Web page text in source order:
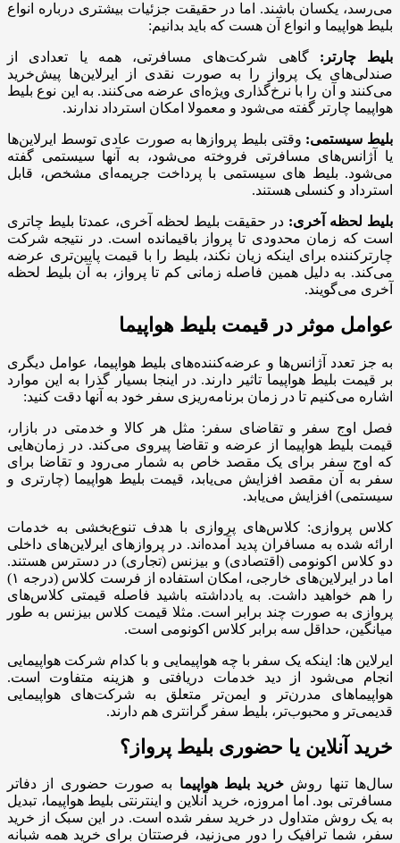
می‌رسد، یکسان باشند. اما در حقیقت جزئیات بیشتری درباره انواع
بلیط هواپیما و انواع آن هست که باید بدانیم:
بلیط چارتر: گاهی شرکت‌های مسافرتی، همه یا تعدادی از
صندلی‌های یک پرواز را به صورت نقدی از ایرلاین‌ها پیش‌خرید
می‌کنند و آن را با نرخ‌گذاری ویژه‌ای عرضه می‌کنند. به این نوع بلیط
هواپیما چارتر گفته می‌شود و معمولا امکان استرداد ندارند.
بلیط سیستمی: وقتی بلیط پروازها به صورت عادی توسط ایرلاین‌ها
یا آژانس‌های مسافرتی فروخته می‌شود، به آنها سیستمی گفته
می‌شود. بلیط های سیستمی با پرداخت جریمه‌ای مشخص، قابل
استرداد و کنسلی هستند.
بلیط لحظه آخری: در حقیقت بلیط لحظه آخری، عمدتا بلیط چاتری
است که زمان محدودی تا پرواز باقیمانده است. در نتیجه شرکت
چارترکننده برای اینکه زیان نکند، بلیط را با قیمت پایین‌تری عرضه
می‌کند. به دلیل همین فاصله زمانی کم تا پرواز، به آن بلیط لحظه
آخری می‌گویند.
عوامل موثر در قیمت بلیط هواپیما
به جز تعدد آژانس‌ها و عرضه‌کننده‌های بلیط هواپیما، عوامل دیگری
بر قیمت بلیط هواپیما تاثیر دارند. در اینجا بسیار گذرا به این موارد
اشاره می‌کنیم تا در زمان برنامه‌ریزی سفر خود به آنها دقت کنید:
فصل اوج سفر و تقاضای سفر: مثل هر کالا و خدمتی در بازار،
قیمت بلیط هواپیما از عرضه و تقاضا پیروی می‌کند. در زمان‌هایی
که اوج سفر برای یک مقصد خاص به شمار می‌رود و تقاضا برای
سفر به آن مقصد افزایش می‌یابد، قیمت بلیط هواپیما (چارتری و
سیستمی) افزایش می‌یابد.
کلاس پروازی: کلاس‌های پروازی با هدف تنوع‌بخشی به خدمات
ارائه شده به مسافران پدید آمده‌اند. در پروازهای ایرلاین‌های داخلی
دو کلاس اکونومی (اقتصادی) و بیزنس (تجاری) در دسترس هستند.
اما در ایرلاین‌های خارجی، امکان استفاده از فرست کلاس (درجه ۱)
را هم خواهید داشت. به یادداشته باشید فاصله قیمتی کلاس‌های
پروازی به صورت چند برابر است. مثلا قیمت کلاس بیزنس به طور
میانگین، حداقل سه برابر کلاس اکونومی است.
ایرلاین ها: اینکه یک سفر با چه هواپیمایی و با کدام شرکت هواپیمایی
انجام می‌شود از دید خدمات دریافتی و هزینه متفاوت است.
هواپیماهای مدرن‌تر و ایمن‌تر متعلق به شرکت‌های هواپیمایی
قدیمی‌تر و محبوب‌تر، بلیط سفر گرانتری هم دارند.
خرید آنلاین یا حضوری بلیط پرواز؟
سال‌ها تنها روش خرید بلیط هواپیما به صورت حضوری از دفاتر
مسافرتی بود. اما امروزه، خرید آنلاین و اینترنتی بلیط هواپیما، تبدیل
به یک روش متداول در خرید سفر شده است. در این سبک از خرید
سفر، شما ترافیک را دور می‌زنید، فرصتتان برای خرید همه شبانه